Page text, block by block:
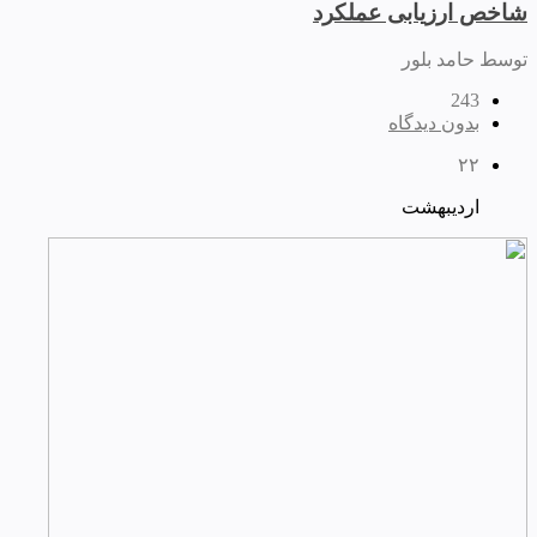
شاخص ارزیابی عملکرد
توسط حامد بلور
243
بدون دیدگاه
۲۲
اردیبهشت